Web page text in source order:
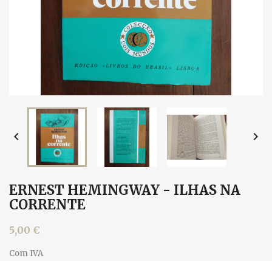
 
ERNEST HEMINGWAY - ILHAS NA
CORRENTE
5,00 €
Com IVA